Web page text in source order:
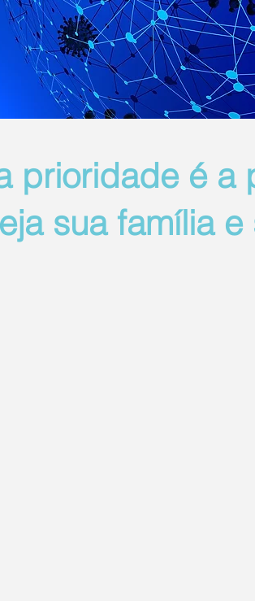
prioridade é a
sua família